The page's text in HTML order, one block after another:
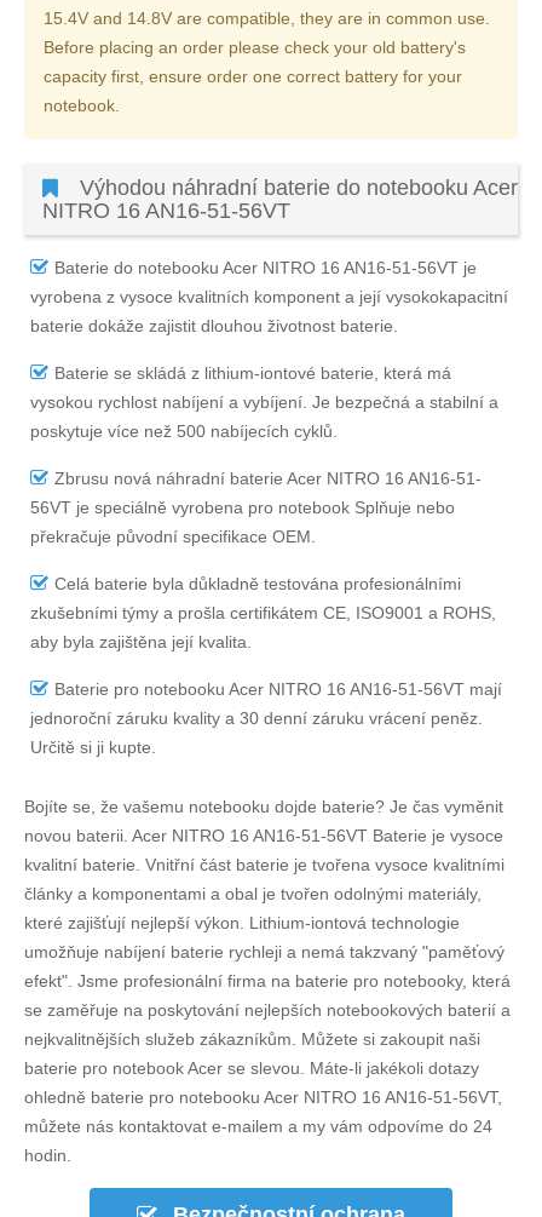
15.4V and 14.8V are compatible, they are in common use.
Before placing an order please check your old battery's
capacity first, ensure order one correct battery for your
notebook.
Výhodou náhradní baterie do notebooku Acer
NITRO 16 AN16-51-56VT
Baterie do notebooku Acer NITRO 16 AN16-51-56VT je
vyrobena z vysoce kvalitních komponent a její vysokokapacitní
baterie dokáže zajistit dlouhou životnost baterie.
Baterie se skládá z lithium-iontové baterie, která má
vysokou rychlost nabíjení a vybíjení. Je bezpečná a stabilní a
poskytuje více než 500 nabíjecích cyklů.
Zbrusu nová náhradní baterie Acer NITRO 16 AN16-51-
56VT je speciálně vyrobena pro notebook Splňuje nebo
překračuje původní specifikace OEM.
Celá baterie byla důkladně testována profesionálními
zkušebními týmy a prošla certifikátem CE, ISO9001 a ROHS,
aby byla zajištěna její kvalita.
Baterie pro notebooku Acer NITRO 16 AN16-51-56VT mají
jednoroční záruku kvality a 30 denní záruku vrácení peněz.
Určitě si ji kupte.
Bojíte se, že vašemu notebooku dojde baterie? Je čas vyměnit
novou baterii. Acer NITRO 16 AN16-51-56VT Baterie je vysoce
kvalitní baterie. Vnitřní část baterie je tvořena vysoce kvalitními
články a komponentami a obal je tvořen odolnými materiály,
které zajišťují nejlepší výkon. Lithium-iontová technologie
umožňuje nabíjení baterie rychleji a nemá takzvaný "paměťový
efekt". Jsme profesionální firma na baterie pro notebooky, která
se zaměřuje na poskytování nejlepších notebookových baterií a
nejkvalitnějších služeb zákazníkům. Můžete si zakoupit naši
baterie pro notebook Acer se slevou. Máte-li jakékoli dotazy
ohledně baterie pro notebooku Acer NITRO 16 AN16-51-56VT,
můžete nás kontaktovat e-mailem a my vám odpovíme do 24
hodin.